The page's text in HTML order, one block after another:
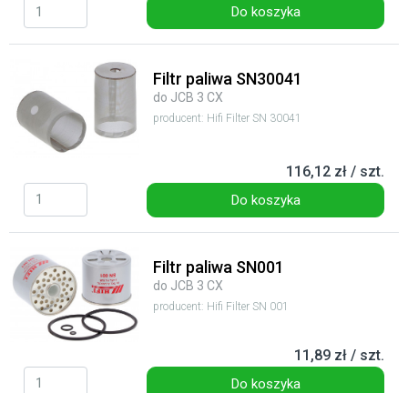
Do koszyka
Filtr paliwa SN30041
do JCB 3 CX
producent: Hifi Filter SN 30041
116,12 zł / szt.
Do koszyka
Filtr paliwa SN001
do JCB 3 CX
producent: Hifi Filter SN 001
11,89 zł / szt.
Do koszyka